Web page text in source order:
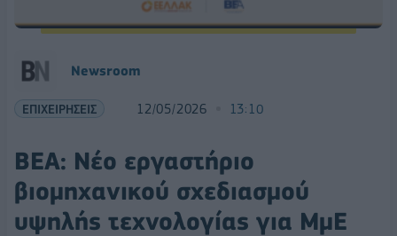
Νewsroom
ΕΠΙΧΕΙΡΗΣΕΙΣ 12/05/2026 13:10
ΒΕΑ: Νέο εργαστήριο
βιομηχανικού σχεδιασμού
υψηλής τεχνολογίας για ΜμΕ